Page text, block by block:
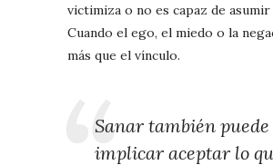
victimiza o no es capaz de
Cuando el ego, el miedo o la
más que el vínculo.
Sanar también puede
implicar aceptar lo